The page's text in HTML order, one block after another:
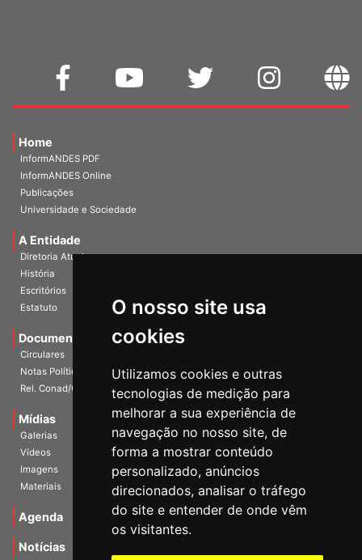
O nosso site usa
cookies
Utilizamos cookies e outras
tecnologias de medição para
melhorar a sua experiência de
navegação no nosso site, de
forma a mostrar conteúdo
personalizado, anúncios
direcionados, analisar o tráfego
do site e entender de onde vêm
os visitantes.
Home
InformANDES PDF
InformANDES Online
Publicações
Universidade e Sociedade
A Entidade
Diretoria Atual
História
Escritórios
Estatuto
Documentos
Circulares
Notas Políticas
Rel. Conad/Congresso
Mídias
Galerias
Vídeos
Imagens
Materiais
Agenda
Notícias